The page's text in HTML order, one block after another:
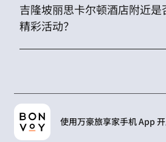
吉隆坡丽思卡尔顿酒店附近
精彩活动？
使用万豪旅享家手机 App